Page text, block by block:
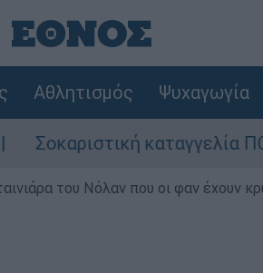
Αθλητισμός Ψυχαγωγία
καταγγελία ΠΟΕΔΗΝ για
του Νόλαν που οι φαν έχουν